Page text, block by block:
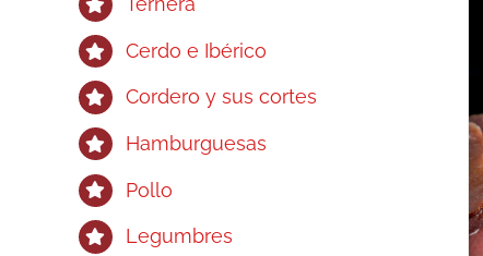
Cerdo e Ibérico
Cordero y sus cortes
Hamburguesas
Pollo
Legumbres